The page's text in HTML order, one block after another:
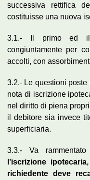
successiva rettifica
costituisse una nuova
3.1.- Il primo ed il
congiuntamente per
accolti, con
3.2.- Le questioni
nota di iscrizione
nel diritto di piena
il debitore sia invece
superficiaria.
3.3.- Va
l’iscrizione
richiedente deve